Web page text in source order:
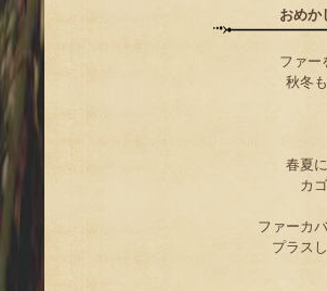
おめか
ファー
秋冬
春夏
カ
ファーカ
プラス